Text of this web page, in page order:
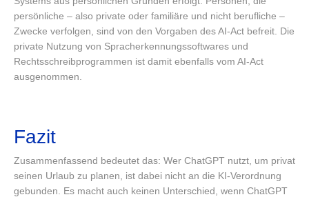
persönliche – also private oder familiäre und nicht berufliche –
Zwecke verfolgen, sind von den Vorgaben des AI-Act befreit. Die
private Nutzung von Spracherkennungssoftwares und
Rechtsschreibprogrammen ist damit ebenfalls vom AI-Act
ausgenommen.
Fazit
Zusammenfassend bedeutet das: Wer ChatGPT nutzt, um privat
seinen Urlaub zu planen, ist dabei nicht an die KI-Verordnung
gebunden. Es macht auch keinen Unterschied, wenn ChatGPT